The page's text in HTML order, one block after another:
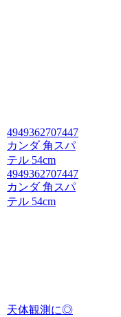
4949362707447
カンダ 角スパ
テル 54cm
4949362707447
カンダ 角スパ
テル 54cm
天体観測に◎